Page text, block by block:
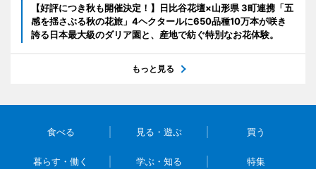
【好評につき秋も開催決定！】日比谷花壇×山形県 3町連携「五
感を揺さぶる秋の花旅」4ヘクタールに650品種10万本が咲き
誇る日本最大級のダリア園と、産地で紡ぐ特別なお花体験。
もっと見る
食べる 見る・遊ぶ 買う
暮らす・働く 学ぶ・知る 特集